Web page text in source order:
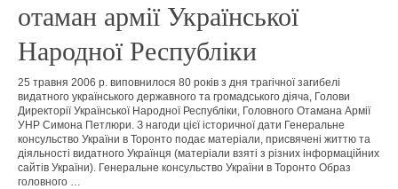
отаман армії Української
Народної Республіки
25 травня 2006 р. виповнилося 80 років з дня трагічної загибелі
видатного українського державного та громадського діяча, Голови
Директорії Української Народної Республіки, Головного Отамана Армії
УНР Симона Петлюри. З нагоди цієї історичної дати Генеральне
консульство України в Торонто подає матеріали, присвячені життю та
діяльності видатного Українця (матеріали взяті з різних інформаційних
сайтів України). Генеральне консульство України в Торонто Образ
головного …